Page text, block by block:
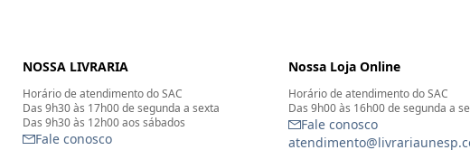
NOSSA LIVRARIA
Horário de atendimento do SAC
Das 9h30 às 17h00 de segunda a sexta
Das 9h30 às 12h00 aos sábados
Fale conosco
Nossa Loja Online
Horário de atendimento do SAC
Das 9h00 às 16h00 de segunda a
Fale conosco